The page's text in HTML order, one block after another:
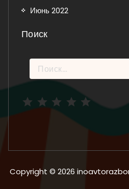
Июнь 2022
Поиск
Найти:
Copyright © 2026